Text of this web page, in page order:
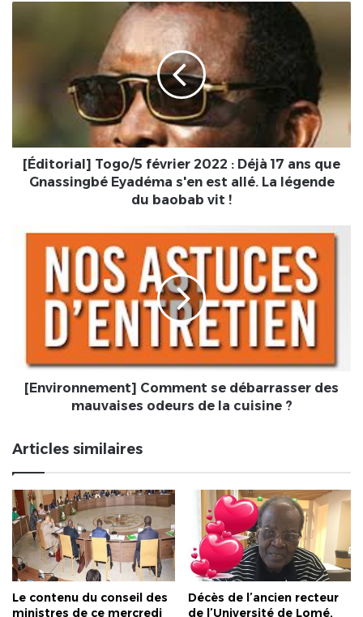
que
Gnassingbé
Eyadéma
allé.
[Éditorial] Togo/5 février 2022 : Déjà 17 ans que
Gnassingbé Eyadéma s'en est allé. La légende
du baobab vit !
[Environnement]
Comment
débarrasser
cuisine
[Environnement] Comment se débarrasser des
mauvaises odeurs de la cuisine ?
Articles similaires
Le contenu du conseil des
ministres de ce mercredi
Décès de l’ancien recteur
de l’Université de Lomé,